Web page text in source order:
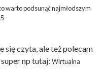
warto podsunąć najmłodszym
się czyta, ale też polecam
np tutaj: Wirtualna